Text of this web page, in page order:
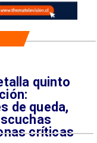
quinto
de queda,
críticas